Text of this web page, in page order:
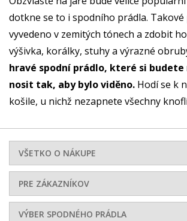
dotkne se to i spodního prádla.
vyvedeno v zemitých tónech a zdobit
výšivka, korálky, stuhy a výrazné
hravé spodní prádlo, které si
nosit tak, aby bylo viděno. Hodí se k
košile, u nichž nezapnete všechny
VŠETKO O NÁKUPE
PRE ZÁKAZNÍKOV
VÝBER SPODNÉHO PRÁDLA